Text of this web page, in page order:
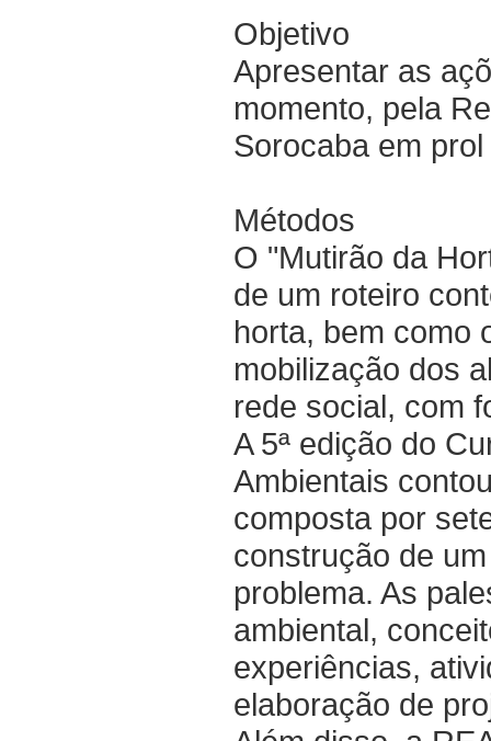
Objetivo
Apresentar as
momento, pela
Sorocaba em
Métodos
O "Mutirão da
de um roteiro
horta, bem como
mobilização dos
rede social, com
A 5ª edição do
Ambientais
composta por
construção de
problema. As
ambiental,
experiências,
elaboração de